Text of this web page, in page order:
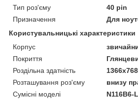
Тип роз'єму
40 pin
Призначення
Для
Користувальницькі характеристики
Корпус
Покриття
Роздільна здатність
1366х768
Розташування роз'єму
внизу
Сумісні моделі
N116B6-